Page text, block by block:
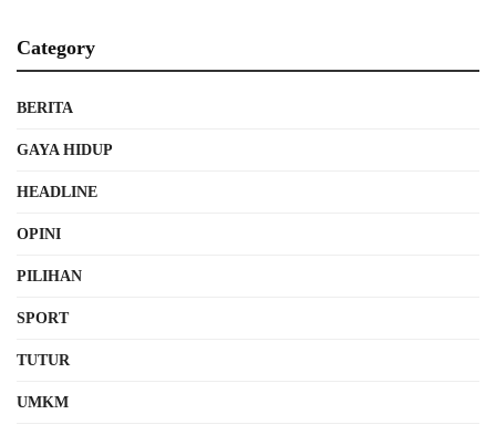
Category
BERITA
GAYA HIDUP
HEADLINE
OPINI
PILIHAN
SPORT
TUTUR
UMKM